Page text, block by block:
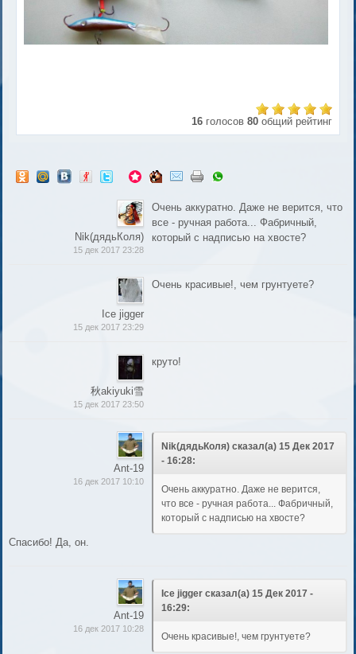
16 голосов 80 общий рейтинг
Nik(дядьКоля)
15 дек 2017 23:28
Очень аккуратно. Даже не верится, что
все - ручная работа... Фабричный,
который с надписью на хвосте?
Ice jigger
15 дек 2017 23:29
Очень красивые!, чем грунтуете?
秋akiyuki雪
15 дек 2017 23:50
круто!
Ant-19
16 дек 2017 10:10
Nik(дядьКоля) сказал(а) 15 Дек 2017
- 16:28:
Очень аккуратно. Даже не верится,
что все - ручная работа... Фабричный,
который с надписью на хвосте?
Спасибо! Да, он.
Ant-19
16 дек 2017 10:28
Ice jigger сказал(а) 15 Дек 2017 -
16:29:
Очень красивые!, чем грунтуете?